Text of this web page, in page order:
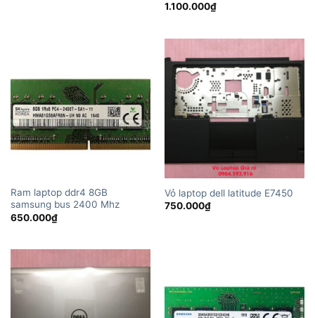
1.100.000₫
Ram laptop ddr4 8GB
samsung bus 2400 Mhz
650.000₫
Vỏ laptop dell latitude E7450
750.000₫